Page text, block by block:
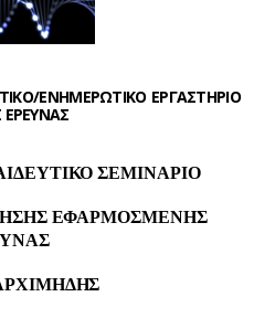
ΕΝΗΜΕΡΩΤΙΚΟ ΕΡΓΑΣΤΗΡΙΟ
ΣΕΜΙΝΑΡΙΟ
ΕΦΑΡΜΟΣΜΕΝΗΣ